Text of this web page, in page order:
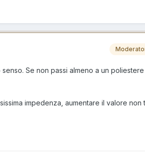
Se non passi almeno a un poliestere
impedenza, aumentare il valore non